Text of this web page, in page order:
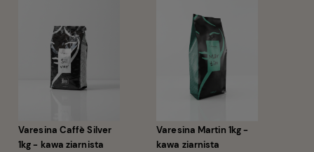
Varesina Caffè Silver
1kg - kawa ziarnista
Varesina Martin 1kg -
kawa ziarnista